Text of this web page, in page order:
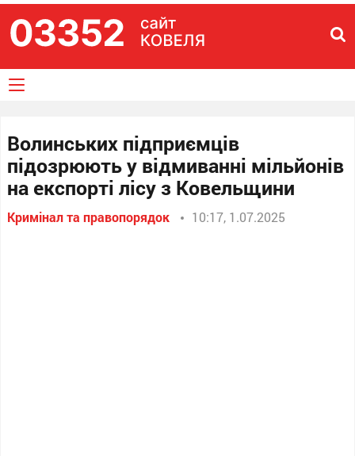
Волинських підприємців
підозрюють у відмиванні мільйонів
на експорті лісу з Ковельщини
Кримінал та правопорядок 10:17, 1.07.2025